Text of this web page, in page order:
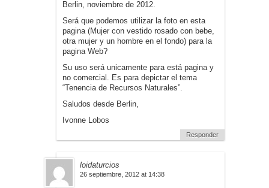
Berlin, noviembre de 2012.
Será que podemos utilizar la foto en esta
pagina (Mujer con vestido rosado con bebe,
otra mujer y un hombre en el fondo) para la
pagina Web?
Su uso será unicamente para está pagina y
no comercial. Es para depictar el tema
“Tenencia de Recursos Naturales”.
Saludos desde Berlin,
Ivonne Lobos
Responder
loidaturcios
26 septiembre, 2012 at 14:38